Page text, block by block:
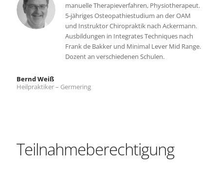
manuelle Therapieverfahren, Physiotherapeut.
5-jähriges Osteopathiestudium an der OAM
und Instruktor Chiropraktik nach Ackermann.
Ausbildungen in Integrates Techniques nach
Frank de Bakker und Minimal Lever Mid Range.
Dozent an verschiedenen Schulen.
Bernd Weiß
Heilpraktiker – Germering
Teilnahmeberechtigung